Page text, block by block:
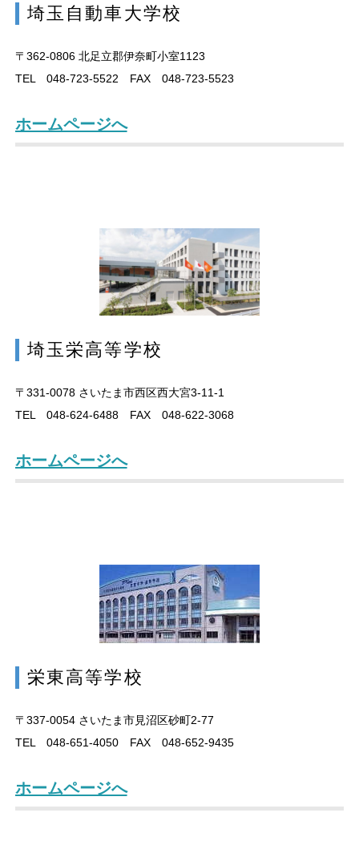
埼玉自動車大学校
〒362-0806北足立郡伊奈町小室1123
TEL 048-723-5522 FAX 048-723-5523
ホームページへ
埼玉栄高等学校
〒331-0078さいたま市西区西大宮3-11-1
TEL 048-624-6488 FAX 048-622-3068
ホームページへ
栄東高等学校
〒337-0054さいたま市見沼区砂町2-77
TEL 048-651-4050 FAX 048-652-9435
ホームページへ